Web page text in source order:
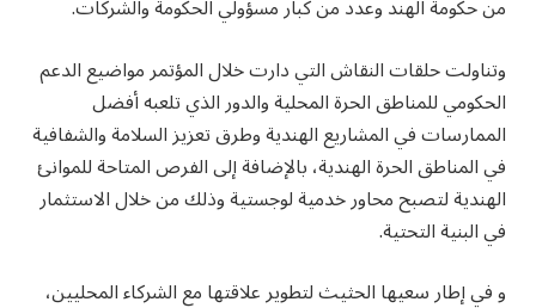
من حكومة الهند وعدد من كبار مسؤولي الحكومة والشركات.
وتناولت حلقات النقاش التي دارت خلال المؤتمر مواضيع الدعم
الحكومي للمناطق الحرة المحلية والدور الذي تلعبه أفضل
الممارسات في المشاريع الهندية وطرق تعزيز السلامة والشفافية
في المناطق الحرة الهندية، بالإضافة إلى الفرص المتاحة للموانئ
الهندية لتصبح محاور خدمية لوجستية وذلك من خلال الاستثمار
في البنية التحتية.
و في إطار سعيها الحثيث لتطوير علاقتها مع الشركاء المحليين،